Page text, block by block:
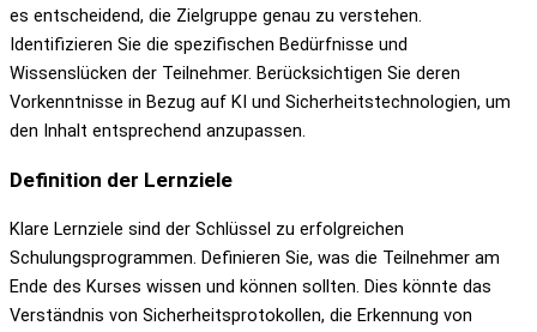
es entscheidend, die Zielgruppe genau zu verstehen.
Identifizieren Sie die spezifischen Bedürfnisse und
Wissenslücken der Teilnehmer. Berücksichtigen Sie deren
Vorkenntnisse in Bezug auf KI und Sicherheitstechnologien, um
den Inhalt entsprechend anzupassen.
Definition der Lernziele
Klare Lernziele sind der Schlüssel zu erfolgreichen
Schulungsprogrammen. Definieren Sie, was die Teilnehmer am
Ende des Kurses wissen und können sollten. Dies könnte das
Verständnis von Sicherheitsprotokollen, die Erkennung von